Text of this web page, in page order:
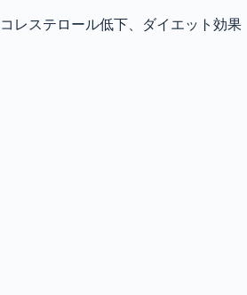
コレステロール低下、ダイエット効果